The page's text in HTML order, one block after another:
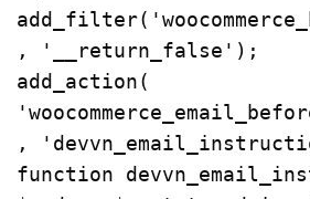
, '__return_false');
add_action(
,
function